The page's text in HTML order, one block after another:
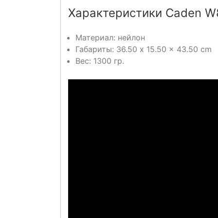
Характеристики Caden
Материал: нейлон
Габариты: 36.50 x 15.50 x 43.50 cm
Вес: 1300 гр.